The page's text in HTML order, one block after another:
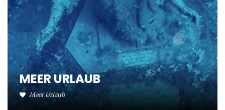
MEER URLAUB
Meer Urlaub